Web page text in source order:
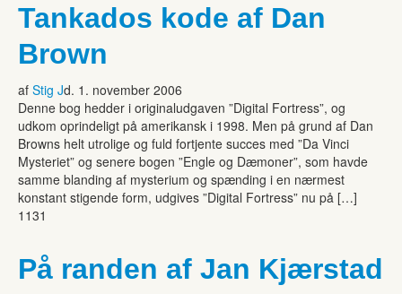
Tankados kode af Dan
Brown
af Stig Jd. 1. november 2006
Denne bog hedder i originaludgaven ”Digital Fortress”, og
udkom oprindeligt på amerikansk i 1998. Men på grund af Dan
Browns helt utrolige og fuld fortjente succes med ”Da Vinci
Mysteriet” og senere bogen ”Engle og Dæmoner”, som havde
samme blanding af mysterium og spænding i en nærmest
konstant stigende form, udgives ”Digital Fortress” nu på […]
1131
På randen af Jan Kjærstad